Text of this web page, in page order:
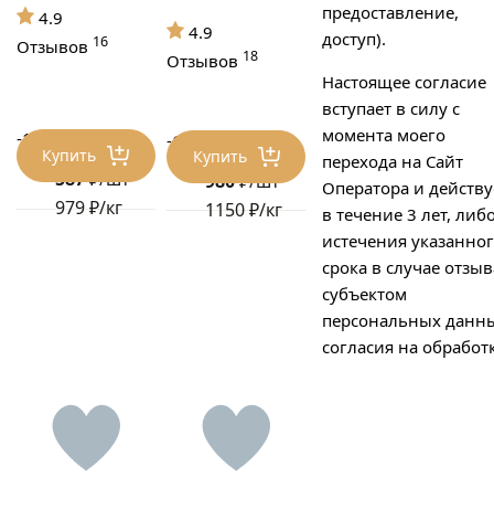
Купить
-17% 709 ₽/шт
587₽/шт
979 ₽/кг
4.9
Отзывов 16
Купить
-17% 1176 ₽/шт
980₽/шт
1150 ₽/кг
4.9
Отзывов 18
предоставление,
доступ).
Настоящее согласие
вступает в силу с
момента моего
перехода на Сайт
Оператора и
в течение 3 лет,
истечения
срока в случае
субъектом
персональных
согласия на